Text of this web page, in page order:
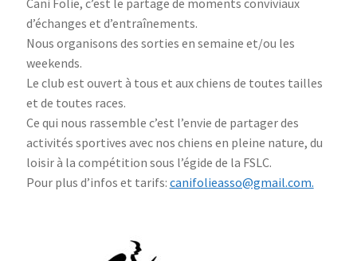
d’échanges et d’entraînements.
Nous organisons des sorties en semaine et/ou les
weekends.
Le club est ouvert à tous et aux chiens de toutes tailles
et de toutes races.
Ce qui nous rassemble c’est l’envie de partager des
activités sportives avec nos chiens en pleine nature, du
loisir à la compétition sous l’égide de la FSLC.
Pour plus d’infos et tarifs: canifolieasso@gmail.com.